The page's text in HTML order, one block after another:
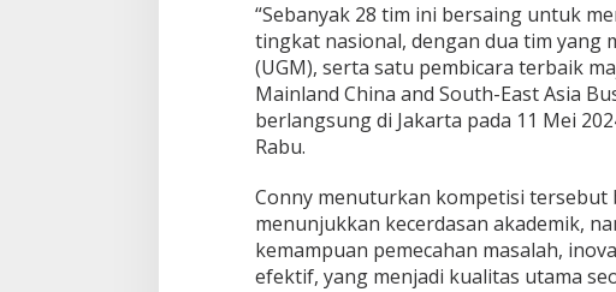
“Sebanyak 28 tim ini bersaing untuk
tingkat nasional, dengan dua tim yang
(UGM), serta satu pembicara terbaik
Mainland China and South-East Asia
berlangsung di Jakarta pada 11 Mei
Rabu.
Conny menuturkan kompetisi
menunjukkan kecerdasan akademik,
kemampuan pemecahan masalah,
efektif, yang menjadi kualitas utama